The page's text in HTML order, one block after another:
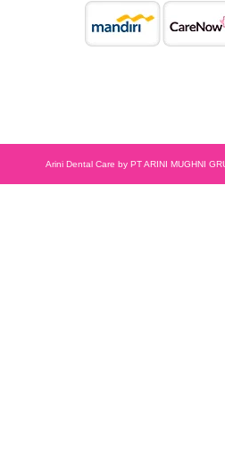
Arini Dental Care by PT ARINI MUGHNI